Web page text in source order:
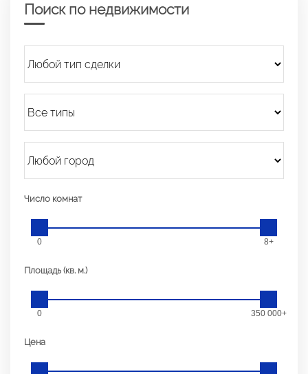
Поиск по недвижимости
Число комнат
0 8+
Площадь (кв. м.)
0 350 000+
Цена